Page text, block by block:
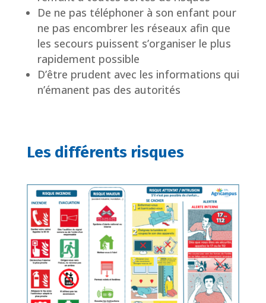
De ne pas téléphoner à son enfant pour
ne pas encombrer les réseaux afin que
les secours puissent s’organiser le plus
rapidement possible
D’être prudent avec les informations qui
n’émanent pas des autorités
Les différents risques